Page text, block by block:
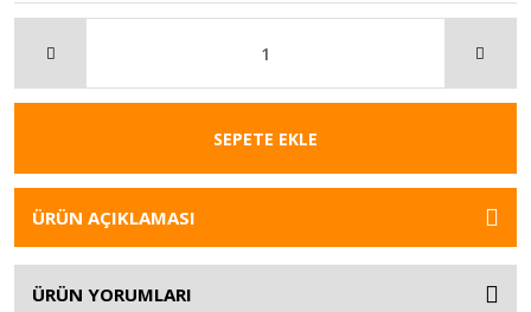
SEPETE EKLE
ÜRÜN AÇIKLAMASI
ÜRÜN YORUMLARI